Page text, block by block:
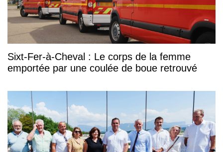
Sixt-Fer-à-Cheval : Le corps de la femme
emportée par une coulée de boue retrouvé